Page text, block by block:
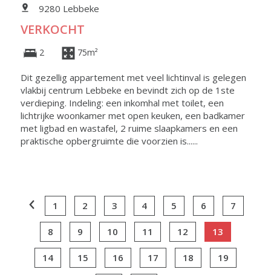
9280 Lebbeke
VERKOCHT
2 75m²
Dit gezellig appartement met veel lichtinval is gelegen
vlakbij centrum Lebbeke en bevindt zich op de 1ste
verdieping. Indeling: een inkomhal met toilet, een
lichtrijke woonkamer met open keuken, een badkamer
met ligbad en wastafel, 2 ruime slaapkamers en een
praktische opbergruimte die voorzien is......
1 2 3 4 5 6 7
8 9 10 11 12 13
14 15 16 17 18 19